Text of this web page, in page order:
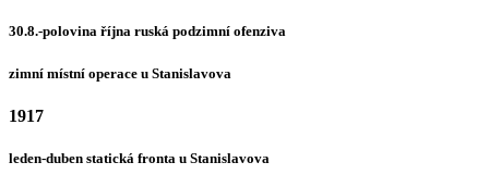
30.8.-polovina října ruská podzimní ofenziva
zimní místní operace u Stanislavova
1917
leden-duben statická fronta u Stanislavova